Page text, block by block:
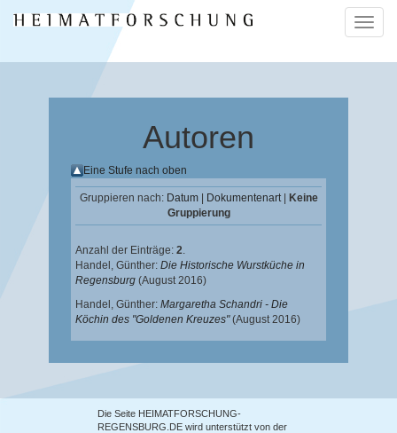
ein-/
Autoren
Eine Stufe nach oben
Gruppieren nach: Datum| Dokumentenart|
Keine
Gruppierung
Anzahl der Einträge: 2.
Handel, Günther: Die Historische Wurstküche in
Regensburg (August 2016)
Handel, Günther: Margaretha Schandri - Die
Köchin des "Goldenen Kreuzes"(August 2016)
Die Seite HEIMATFORSCHUNG-
REGENSBURG.DE wird unterstützt von der